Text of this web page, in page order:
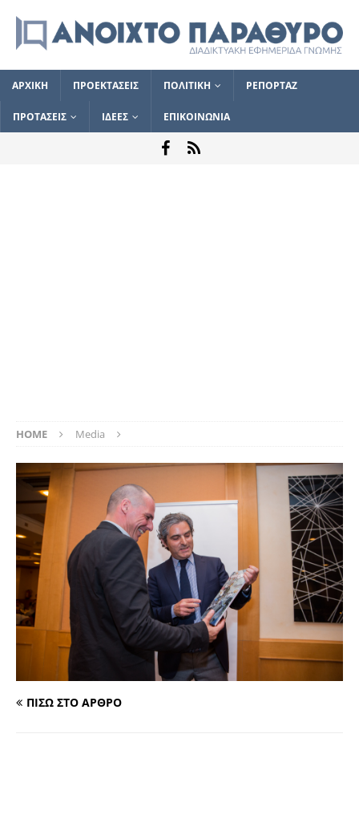
ΑΡΧΙΚΗ ΠΡΟΕΚΤΑΣΕΙΣ ΠΟΛΙΤΙΚΗ ΡΕΠΟΡΤΑΖ
ΠΡΟΤΑΣΕΙΣ ΙΔΕΕΣ ΕΠΙΚΟΙΝΩΝΙΑ
HOME Media
ΠΙΣΩ ΣΤΟ ΑΡΘΡΟ